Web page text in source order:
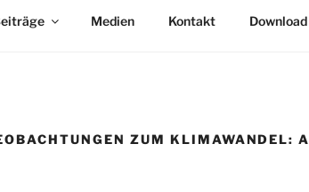
Medien Kontakt Download
ZUM KLIMAWANDEL: